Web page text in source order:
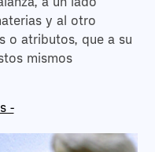
y al otro
o atributos, que a su
mismos
-
Alegría y Piñero